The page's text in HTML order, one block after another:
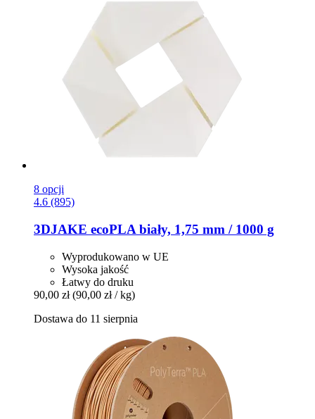
8 opcji
4.6 (895)
3DJAKE ecoPLA biały, 1,75 mm / 1000 g
Wyprodukowano w UE
Wysoka jakość
Łatwy do druku
90,00 zł (90,00 zł / kg)
Dostawa do 11 sierpnia